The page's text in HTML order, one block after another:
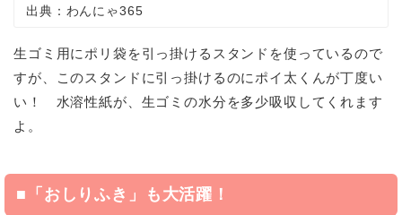
出典：わんにゃ365
生ゴミ用にポリ袋を引っ掛けるスタンドを使っているので
すが、このスタンドに引っ掛けるのにポイ太くんが丁度い
い！ 水溶性紙が、生ゴミの水分を多少吸収してくれます
よ。
■「おしりふき」も大活躍！